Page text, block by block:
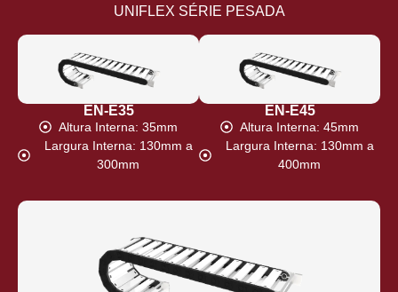
UNIFLEX SÉRIE PESADA
EN-E35
Altura Interna: 35mm
Largura Interna: 130mm a
300mm
EN-E45
Altura Interna: 45mm
Largura Interna: 130mm a
400mm